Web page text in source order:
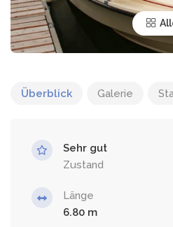
Überblick Galerie
Sehr gut
Zustand
Länge
6.80